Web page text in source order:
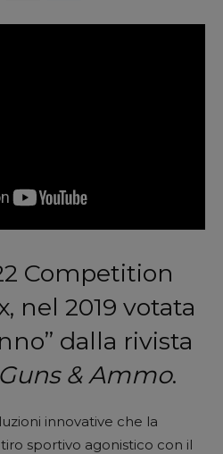
Competition
nel 2019 votata
dalla rivista
Guns & Ammo.
innovative che la
sportivo agonistico con il